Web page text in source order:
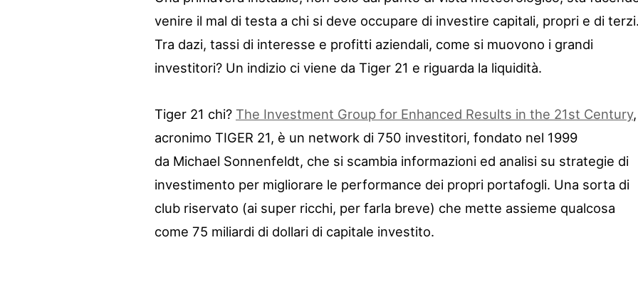
venire il mal di testa a chi si deve occupare di investire capitali, propri e di
Tra dazi, tassi di interesse e profitti aziendali, come si muovono i grandi
investitori? Un indizio ci viene da Tiger 21 e riguarda la liquidità.
Tiger 21 chi? The Investment Group for Enhanced Results in the 21st Century,
acronimo TIGER 21, è un network di 750 investitori, fondato nel 1999
da Michael Sonnenfeldt, che si scambia informazioni ed analisi su strategie di
investimento per migliorare le performance dei propri portafogli. Una sorta di
club riservato (ai super ricchi, per farla breve) che mette assieme qualcosa
come 75 miliardi di dollari di capitale investito.